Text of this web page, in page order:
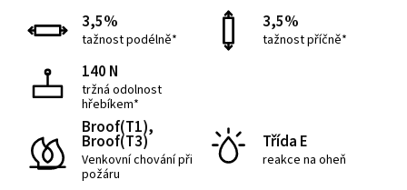
3,5%
tažnost podélně*
3,5%
tažnost příčně*
140 N
tržná odolnost
hřebíkem*
Broof(T1),
Broof(T3)
Venkovní chování při
požáru
Třída E
reakce na oheň